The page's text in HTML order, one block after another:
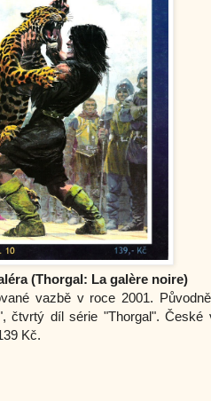
(Thorgal: La galère noire)
vazbě v roce 2001.
čtvrtý díl série "Thorgal".
Kč.